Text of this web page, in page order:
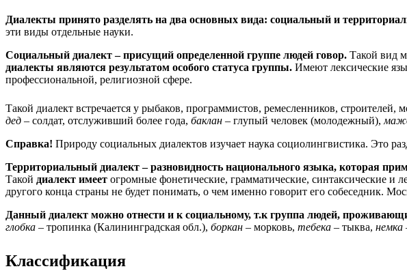
Диалекты принято разделять на два основных вида: социальный и
эти виды отдельные науки.
Социальный диалект – присущий определенной группе людей говор. Такой вид
диалекты являются результатом особого статуса группы. Имеют лексические
профессиональной, религиозной сфере.
Такой диалект встречается у рыбаков, программистов, ремесленников, строителей,
дед – солдат, отслуживший более года, баклан – глупый человек (молодежный),
Справка! Природу социальных диалектов изучает наука социолингвистика. Это
Территориальный диалект – разновидность национального языка, которая
Такой диалект имеет огромные фонетические, грамматические, синтаксические и
другого конца страны не будет понимать, о чем именно говорит его собеседник.
Данный диалект можно отнести и к социальному, т.к группа людей,
глобка – тропинка (Калининградская обл.), боркан – морковь, тебека – тыква, немка
Классификация